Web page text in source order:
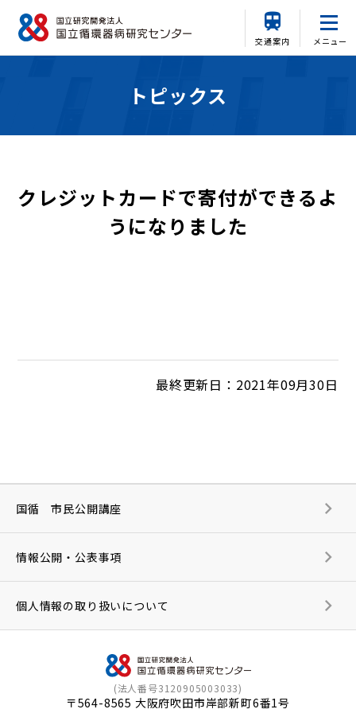
交通案内 メニュー
トピックス
クレジットカードで寄付ができるよ
うになりました
最終更新日：2021年09月30日
(法人番号3120905003033)
〒564-8565 大阪府吹田市岸部新町6番1号
国循 市民公開講座
情報公開・公表事項
個人情報の取り扱いについて